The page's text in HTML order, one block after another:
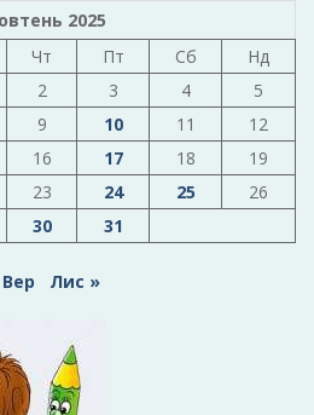
2025
Чт Пт Сб
Нд
2 3 4
5
9 10 11
12
16 17 18
19
23 24 25
26
30 31
Лис »